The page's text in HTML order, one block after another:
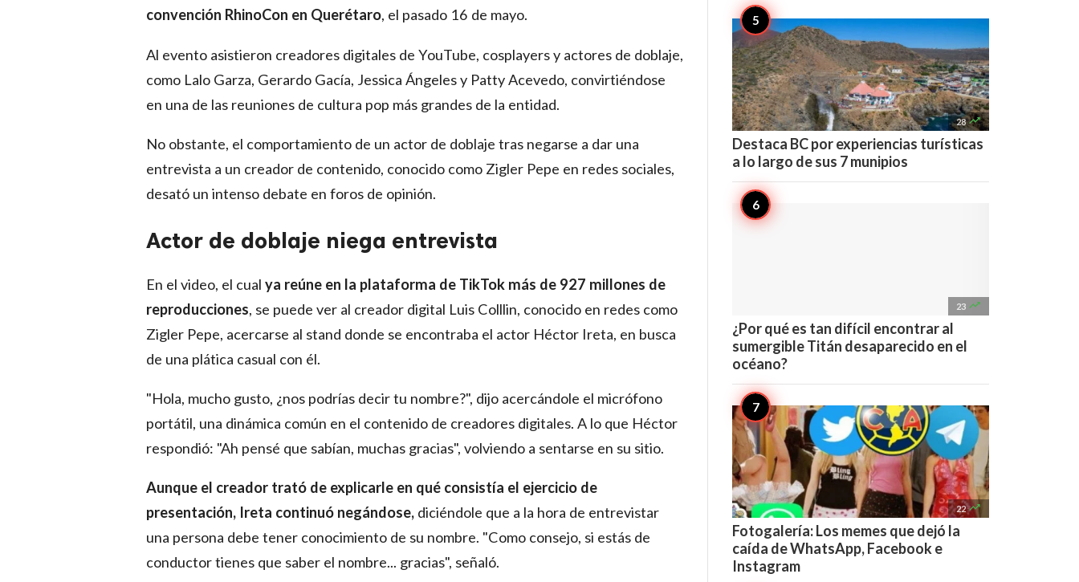
convención RhinoCon en Querétaro, el pasado 16 de mayo.
Al evento asistieron creadores digitales de YouTube, cosplayers y actores de doblaje,
como Lalo Garza, Gerardo Gacía, Jessica Ángeles y Patty Acevedo, convirtiéndose
en una de las reuniones de cultura pop más grandes de la entidad.
No obstante, el comportamiento de un actor de doblaje tras negarse a dar una
entrevista a un creador de contenido, conocido como Zigler Pepe en redes sociales,
desató un intenso debate en foros de opinión.
Actor de doblaje niega entrevista
En el video, el cual ya reúne en la plataforma de TikTok más de 927 millones de
reproducciones, se puede ver al creador digital Luis Colllin, conocido en redes como
Zigler Pepe, acercarse al stand donde se encontraba el actor Héctor Ireta, en busca
de una plática casual con él.
"Hola, mucho gusto, ¿nos podrías decir tu nombre?", dijo acercándole el micrófono
portátil, una dinámica común en el contenido de creadores digitales. A lo que Héctor
respondió: "Ah pensé que sabían, muchas gracias", volviendo a sentarse en su sitio.
Aunque el creador trató de explicarle en qué consistía el ejercicio de
presentación, Ireta continuó negándose, diciéndole que a la hora de entrevistar
una persona debe tener conocimiento de su nombre. "Como consejo, si estás de
conductor tienes que saber el nombre... gracias", señaló.
28 
Destaca BC por experiencias turísticas
a lo largo de sus 7 munipios
23 
¿Por qué es tan difícil encontrar al
sumergible Titán desaparecido en el
océano?
22 
Fotogalería: Los memes que dejó la
caída de WhatsApp, Facebook e
Instagram